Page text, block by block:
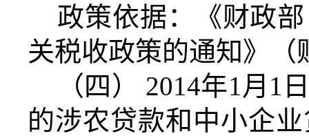
政策依据：《财政
关税收政策的通知》（
（四） 2014年1月1
的涉农贷款和中小企